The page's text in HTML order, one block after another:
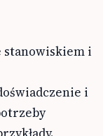
stanowiskiem i
i